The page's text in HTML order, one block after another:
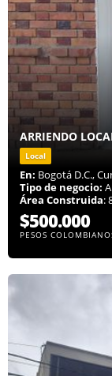
ARRIENDO
Local
En: Bogotá D.C.,
Tipo de negocio:
Área Construida:
$500.000
PESOS